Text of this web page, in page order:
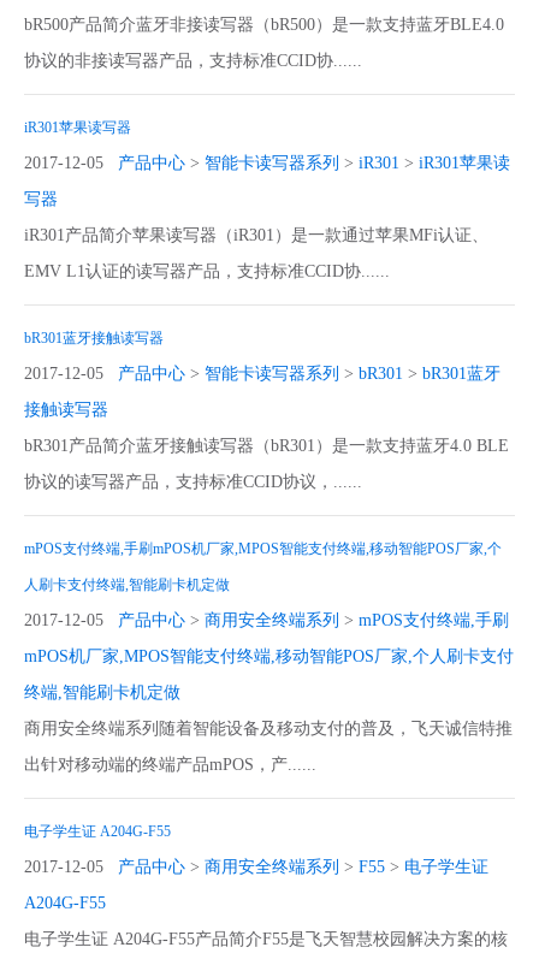
bR500产品简介蓝牙非接读写器（bR500）是一款支持蓝牙BLE4.0
协议的非接读写器产品，支持标准CCID协......
iR301苹果读写器
2017-12-05 产品中心 > 智能卡读写器系列 > iR301 > iR301苹果读
写器
iR301产品简介苹果读写器（iR301）是一款通过苹果MFi认证、
EMV L1认证的读写器产品，支持标准CCID协......
bR301蓝牙接触读写器
2017-12-05 产品中心 > 智能卡读写器系列 > bR301 > bR301蓝牙
接触读写器
bR301产品简介蓝牙接触读写器（bR301）是一款支持蓝牙4.0 BLE
协议的读写器产品，支持标准CCID协议，......
mPOS支付终端,手刷mPOS机厂家,MPOS智能支付终端,移动智能POS厂家,个
人刷卡支付终端,智能刷卡机定做
2017-12-05 产品中心 > 商用安全终端系列 > mPOS支付终端,手刷
mPOS机厂家,MPOS智能支付终端,移动智能POS厂家,个人刷卡支付
终端,智能刷卡机定做
商用安全终端系列随着智能设备及移动支付的普及，飞天诚信特推
出针对移动端的终端产品mPOS，产......
电子学生证 A204G-F55
2017-12-05 产品中心 > 商用安全终端系列 > F55 > 电子学生证
A204G-F55
电子学生证 A204G-F55产品简介F55是飞天智慧校园解决方案的核